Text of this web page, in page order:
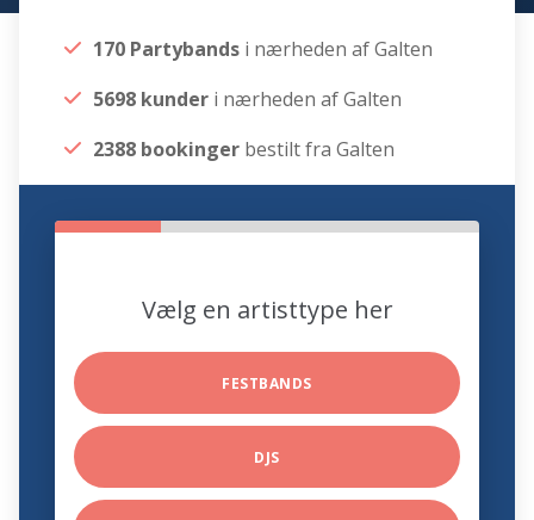
170 Partybands i nærheden af Galten
5698 kunder i nærheden af Galten
2388 bookinger bestilt fra Galten
Vælg en artisttype her
FESTBANDS
DJS